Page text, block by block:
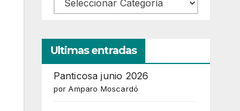
Ultimas entradas
Panticosa junio 2026
por Amparo Moscardó